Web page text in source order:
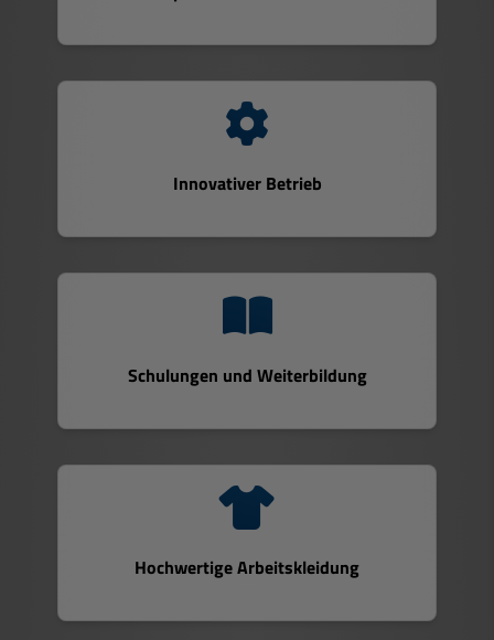
Innovativer Betrieb
Schulungen und Weiterbildung
Hochwertige Arbeitskleidung